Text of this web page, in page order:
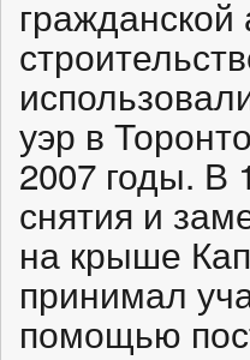
уэр в
2007 годы. В
снятия и
на крыше
принимал
помощью